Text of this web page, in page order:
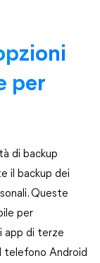
per
di backup
il backup dei
Queste
per
app di terze
telefono Android